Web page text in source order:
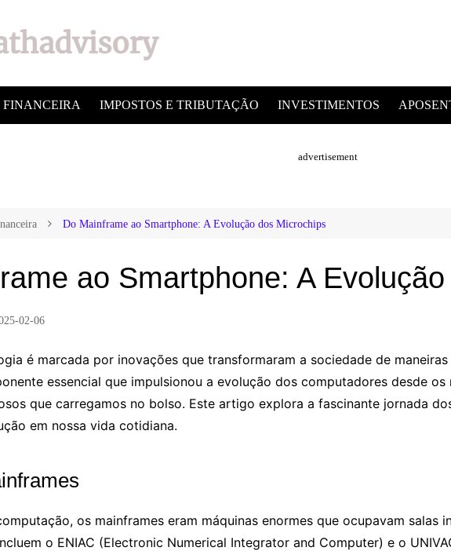
IMPOSTOS E TRIBUTAÇÃO INVESTIMENTOS
advertisement
Do Mainframe ao Smartphone: A Evolução dos Microchips
ao Smartphone: A
02-06
é marcada por inovações que transformaram a sociedade de
essencial que impulsionou a evolução dos computadores desde
que carregamos no bolso. Este artigo explora a fascinante jornada
em nossa vida cotidiana.
os mainframes eram máquinas enormes que ocupavam salas
o ENIAC (Electronic Numerical Integrator and Computer) e o